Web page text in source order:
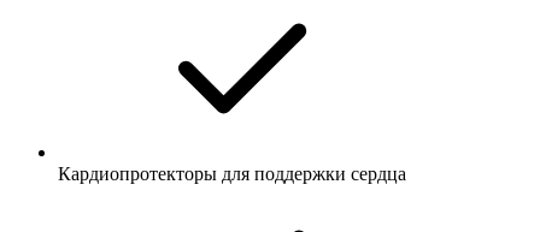
Кардиопротекторы для поддержки сердца